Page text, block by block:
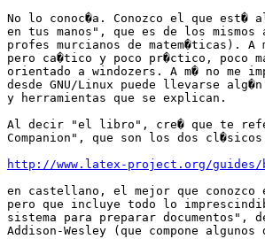
No lo conoc�a. Conozco el que est�
en tus manos", que es de los
profes murcianos de matem�ticas). A
pero ca�tico y poco pr�ctico, poco
orientado a windozers. A m� no me
desde GNU/Linux puede llevarse
y herramientas que se explican.
Al decir "el libro", cre� que te
Companion", que son los dos
http://www.latex-project.org/guides/
en castellano, el mejor que
pero que incluye todo lo
sistema para preparar documentos",
Addison-Wesley (que compone